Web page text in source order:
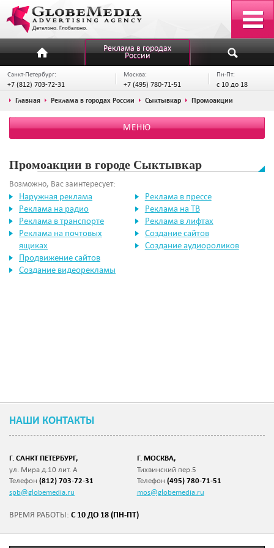
Реклама в городах
России
Санкт-Петербург:
+7 (812) 703-72-31
Москва:
+7 (495) 780-71-51
Пн-Пт:
с 10 до 18
Главная Реклама в городах России Сыктывкар Промоакции
МЕНЮ
Промоакции в городе Сыктывкар
Возможно, Вас заинтересует:
Наружная реклама
Реклама на радио
Реклама в транспорте
Реклама на почтовых
ящиках
Продвижение сайтов
Создание видеорекламы
Реклама в прессе
Реклама на ТВ
Реклама в лифтах
Создание сайтов
Создание аудиороликов
НАШИ КОНТАКТЫ
Г. САНКТ ПЕТЕРБУРГ,
ул. Мира д.10 лит. А
Телефон (812) 703-72-31
spb@globemedia.ru
Г. МОСКВА,
Тихвинский пер.5
Телефон (495) 780-71-51
mos@globemedia.ru
ВРЕМЯ РАБОТЫ: С 10 ДО 18 (ПН-ПТ)